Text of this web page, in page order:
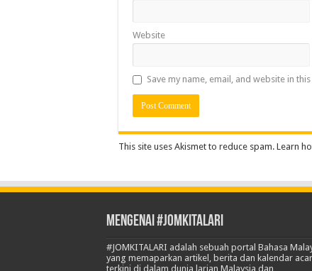
Website
Save my name, email, and website in
This site uses Akismet to reduce spam. Learn
Mengenai #JOMKITALARI
#JOMKITALARI adalah sebuah portal Bahasa
yang memaparkan artikel, berita dan kalendar
terkini di dalam dunia larian Malaysia dan